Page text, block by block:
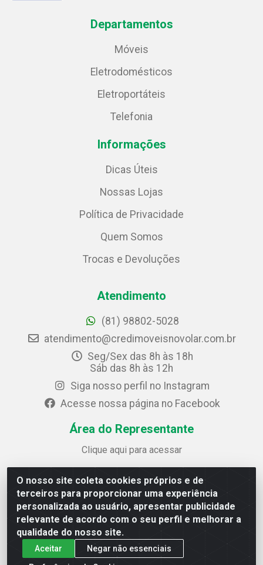
O nosso site coleta cookies próprios e de
terceiros para proporcionar uma experiência
personalizada ao usuário, apresentar publicidade
relevante de acordo com o seu perfil e melhorar a
qualidade do nosso site.
Aceitar
Negar não essenciais
Departamentos
Móveis
Eletrodomésticos
Eletroportáteis
Telefonia
Informações
Dicas Úteis
Nossas Lojas
Política de Privacidade
Quem Somos
Trocas e Devoluções
Atendimento
(81) 98802-5028
atendimento@credimoveisnovolar.com.br
Seg/Sex das 8h às 18h
Sáb das 8h às 12h
Siga nosso perfil no Instagram
Acesse nossa página no Facebook
Área do Representante
Clique aqui para acessar
Credimóveis Novolar Ltda
Rua José Alves Bezerra, 430 - Prazeres - Jaboatão dos
Guararapes / PE - CEP 54.325-610
CNPJ: 09.930.165/0013-70